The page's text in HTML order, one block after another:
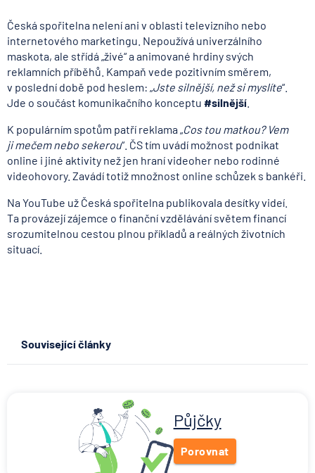
Česká spořitelna nelení ani v oblasti televizního nebo
internetového marketingu. Nepoužívá univerzálního
maskota, ale střídá „živé“ a animované hrdiny svých
reklamních příběhů. Kampaň vede pozitivním směrem,
v poslední době pod heslem: „Jste silnější, než si myslíte“.
Jde o součást komunikačního konceptu #silnější
K populárním spotům patří reklama „Cos tou matkou? Vem
ji mečem nebo sekerou“. ČS tím uvádí možnost podnikat
online i jiné aktivity než jen hraní videoher nebo rodinné
videohovory. Zavádí totiž množnost online schůzek s bankéři.
Na YouTube už Česká spořitelna publikovala desítky videí.
Ta provázejí zájemce o finanční vzdělávání světem financí
srozumitelnou cestou plnou příkladů a reálných životních
situací.
Související články
7.8.2026
ČNB ponechala úroky,
Půjčky
Porovnat